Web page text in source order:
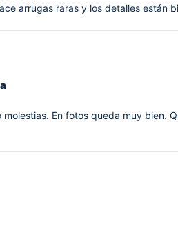
arrugas raras y los detalles están
En fotos queda muy bien.